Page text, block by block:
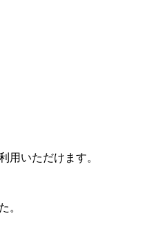
用いただけます。
。